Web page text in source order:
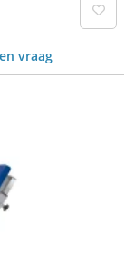
vraag